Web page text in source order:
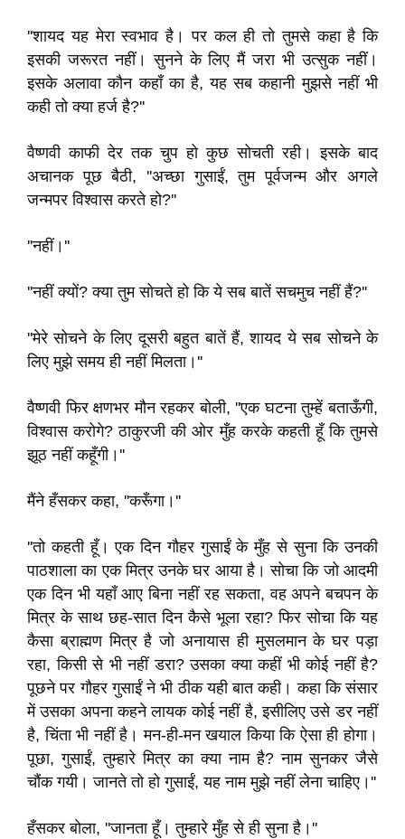
''शायद यह मेरा स्वभाव है। पर कल ही तो तुमसे कहा है कि
इसकी जरूरत नहीं। सुनने के लिए मैं जरा भी उत्सुक नहीं।
इसके अलावा कौन कहाँ का है, यह सब कहानी मुझसे नहीं भी
कही तो क्या हर्ज है?''
वैष्णवी काफी देर तक चुप हो कुछ सोचती रही। इसके बाद
अचानक पूछ बैठी, ''अच्छा गुसाईं, तुम पूर्वजन्म और अगले
जन्मपर विश्वास करते हो?''
''नहीं।''
''नहीं क्यों? क्या तुम सोचते हो कि ये सब बातें सचमुच नहीं हैं?''
''मेरे सोचने के लिए दूसरी बहुत बातें हैं, शायद ये सब सोचने के
लिए मुझे समय ही नहीं मिलता।''
वैष्णवी फिर क्षणभर मौन रहकर बोली, ''एक घटना तुम्हें बताऊँगी,
विश्वास करोगे? ठाकुरजी की ओर मुँह करके कहती हूँ कि तुमसे
झूठ नहीं कहूँगी।''
मैंने हँसकर कहा, ''करूँगा।''
''तो कहती हूँ। एक दिन गौहर गुसाईं के मुँह से सुना कि उनकी
पाठशाला का एक मित्र उनके घर आया है। सोचा कि जो आदमी
एक दिन भी यहाँ आए बिना नहीं रह सकता, वह अपने बचपन के
मित्र के साथ छह-सात दिन कैसे भूला रहा? फिर सोचा कि यह
कैसा ब्राह्मण मित्र है जो अनायास ही मुसलमान के घर पड़ा
रहा, किसी से भी नहीं डरा? उसका क्या कहीं भी कोई नहीं है?
पूछने पर गौहर गुसाईं ने भी ठीक यही बात कही। कहा कि संसार
में उसका अपना कहने लायक कोई नहीं है, इसीलिए उसे डर नहीं
है, चिंता भी नहीं है। मन-ही-मन खयाल किया कि ऐसा ही होगा।
पूछा, गुसाईं, तुम्हारे मित्र का क्या नाम है? नाम सुनकर जैसे
चौंक गयी। जानते तो हो गुसाईं, यह नाम मुझे नहीं लेना चाहिए।''
हँसकर बोला, ''जानता हूँ। तुम्हारे मुँह से ही सुना है।''